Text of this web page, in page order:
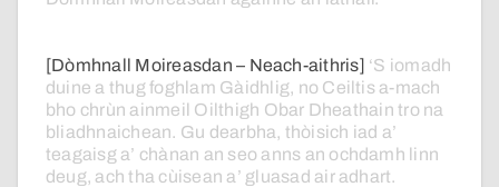
[Dòmhnall Moireasdan – Neach-aithris] ‘S iomadh
duine a thugfoghlam Gàidhlig, no Ceiltis a-mach
bho chrùn ainmeil Oilthigh Obar Dheathain tro na
bliadhnaichean. Gu dearbha, thòisich iad a’
teagaisg a’ chànan an seo anns an ochdamh linn
deug, ach tha cùisean a’ gluasad air adhart.